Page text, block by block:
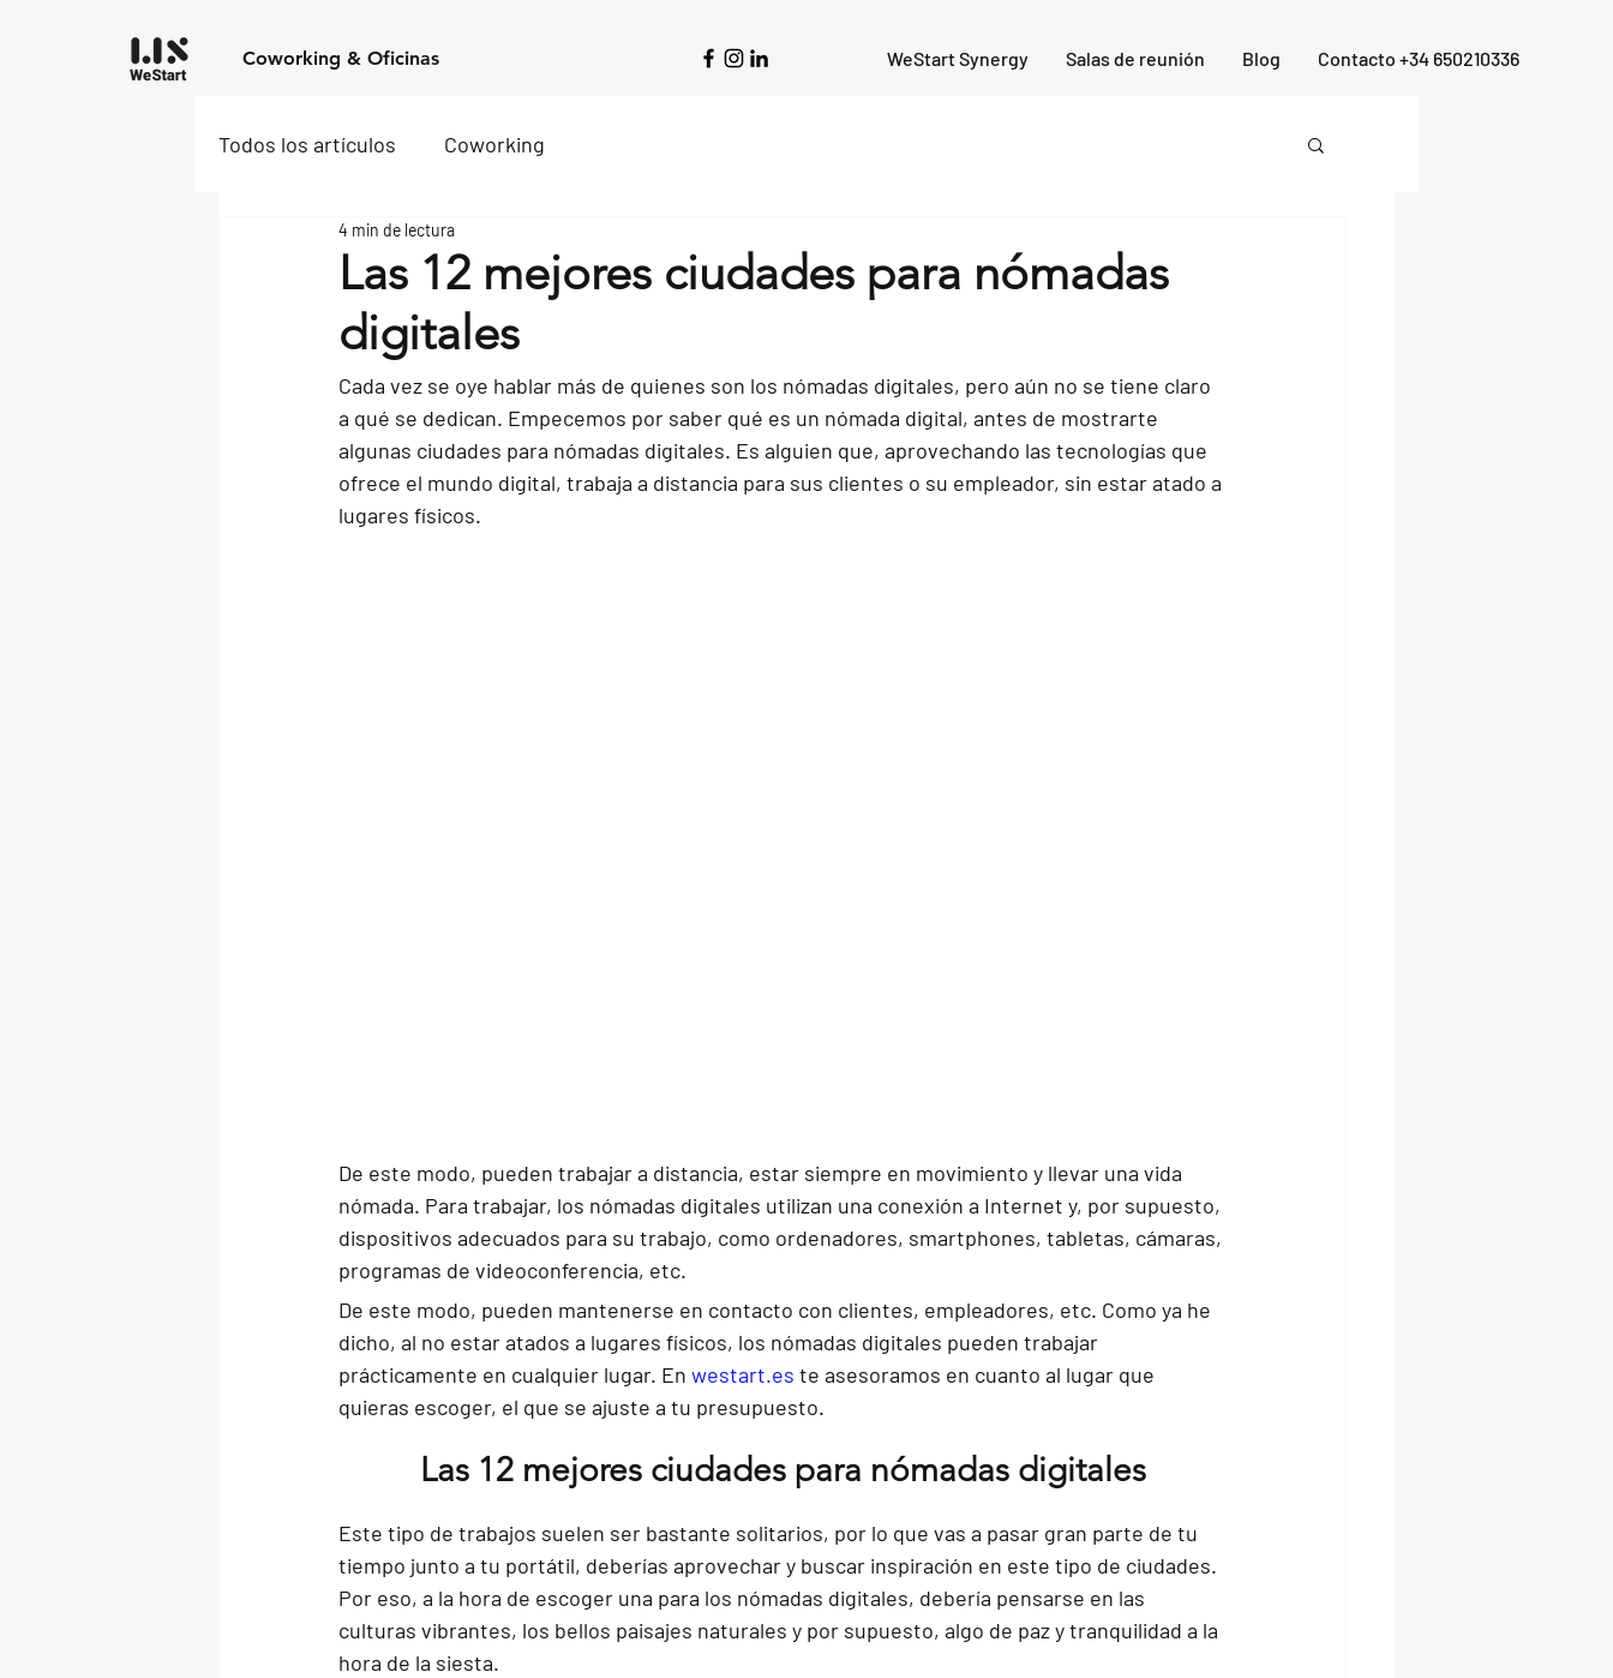
Coworking & Oficinas WeStart Synergy Salas de reunión Blog Contacto +34 650210336
Todos los artículos Coworking
Las 12 mejores ciudades para nómadas
digitales
4 min de lectura
Cada vez se oye hablar más de quienes son los nómadas digitales, pero aún no se tiene claro
a qué se dedican. Empecemos por saber qué es un nómada digital, antes de mostrarte
algunas ciudades para nómadas digitales. Es alguien que, aprovechando las tecnologías que
ofrece el mundo digital, trabaja a distancia para sus clientes o su empleador, sin estar atado a
lugares físicos.
De este modo, pueden trabajar a distancia, estar siempre en movimiento y llevar una vida
nómada. Para trabajar, los nómadas digitales utilizan una conexión a Internet y, por supuesto,
dispositivos adecuados para su trabajo, como ordenadores, smartphones, tabletas, cámaras,
programas de videoconferencia, etc.
De este modo, pueden mantenerse en contacto con clientes, empleadores, etc. Como ya he
dicho, al no estar atados a lugares físicos, los nómadas digitales pueden trabajar
prácticamente en cualquier lugar. En westart.es te asesoramos en cuanto al lugar que
quieras escoger, el que se ajuste a tu presupuesto.
Las 12 mejores ciudades para nómadas digitales
Este tipo de trabajos suelen ser bastante solitarios, por lo que vas a pasar gran parte de tu
tiempo junto a tu portátil, deberías aprovechar y buscar inspiración en este tipo de ciudades.
Por eso, a la hora de escoger una para los nómadas digitales, debería pensarse en las
culturas vibrantes, los bellos paisajes naturales y por supuesto, algo de paz y tranquilidad a la
hora de la siesta.